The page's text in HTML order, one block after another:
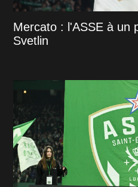
Mercato : l'ASSE à un
Svetlin